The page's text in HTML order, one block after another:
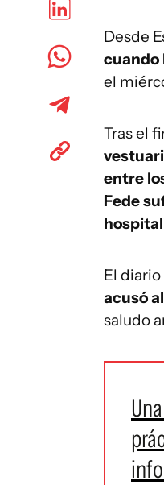
Desde
cuando
el
Tras el
entre
Fede
El
acusó
saludo